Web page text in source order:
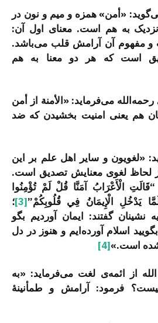
«أمن» همزه و میم و نون در
به هم است. معنای اول آن:
مفهوم آن آرامش قلب می‌باشد.
است که هر دو معنا به هم
می‌­فرماید: «الأمنة از أمن
هم یعنی امنیت بخشیدن که ضد
«لغویون و سایر اهل علم بر این
از لحاظ لغوی معنایش تصدیق است.
الْأَعْرَابُ آمَنَّا قُلْ لَمْ تُؤْمِنُوا
يَدْخُلِ الْإِيمَانُ فِي قُلُوبِكُمْ”[3]
؛
نشینان گفتند: ایمان آوردیم بگو
بگویید اسلام آورده­‌ایم و هنوز در دل­‌
است.»[4]
از ائمه‌­ی لغت می­‌فرماید: «به
فرمود: آرامش و طمأنینۀ